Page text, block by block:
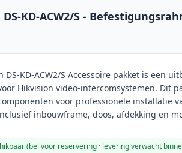
KD-ACW2/S -
DS-KD-ACW2/S Accessoire pakket is een
Hikvision video-intercomsystemen. Dit
voor professionele installatie
inbouwframe, doos, afdekking en
(bel voor reservering · levering verwacht